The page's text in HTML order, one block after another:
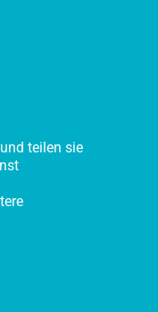
teilen sie